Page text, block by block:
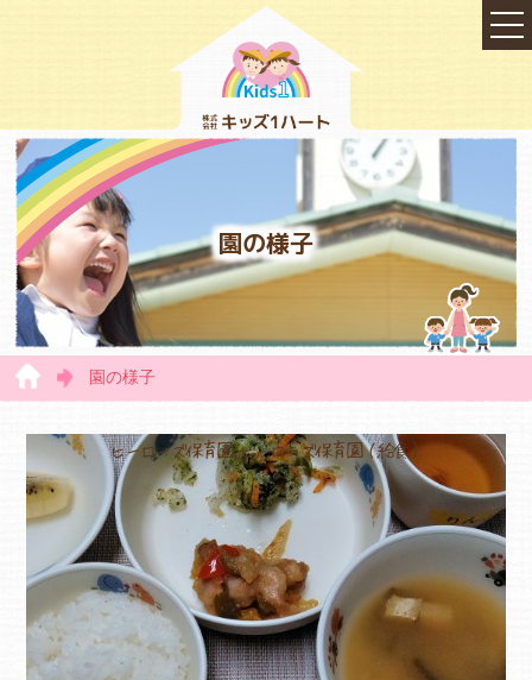
会社概要
各保育園のご紹介
園の様子
園の様子
ヒーローズ保育園,ヒーローズ保育園（給食）